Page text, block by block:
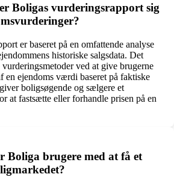
Boligas vurderingsrapport sig
er baseret på en omfattende analyse
historiske salgsdata. Det
ved at give brugerne
en ejendoms værdi baseret på faktiske
boligsøgende og sælgere et
at fastsætte eller forhandle prisen på en
brugere med at få et